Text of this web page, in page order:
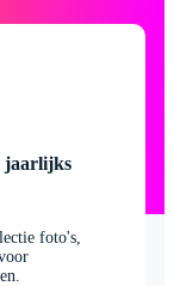
jaarlijks
foto's,